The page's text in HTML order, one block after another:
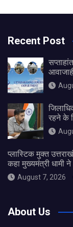
Recent Post
रहने के
प्लास्टिक मुक्त
कहा मुख्यमंत्री धामी ने
August 7, 2026
About Us